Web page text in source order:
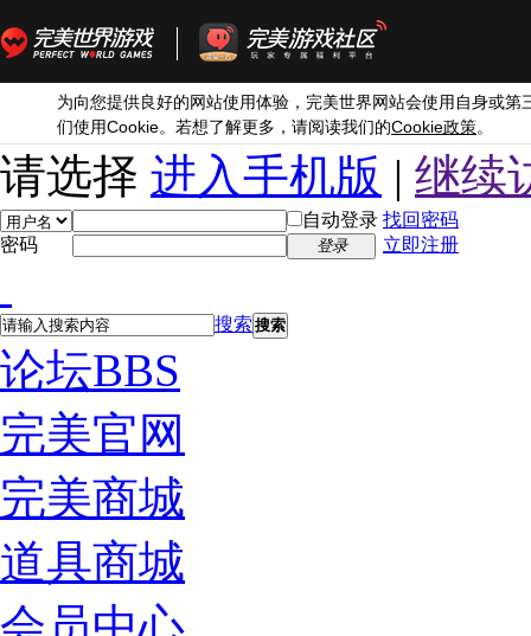
为向您提供良好的网站使用体验，完美世界网站会使用自身或第
们使用Cookie。若想了解更多，请阅读我们的Cookie政策。
请选择 进入手机版 | 继续
自动登录 找回密码
密码
登录 立即注册
搜索 搜索
论坛BBS
完美官网
完美商城
道具商城